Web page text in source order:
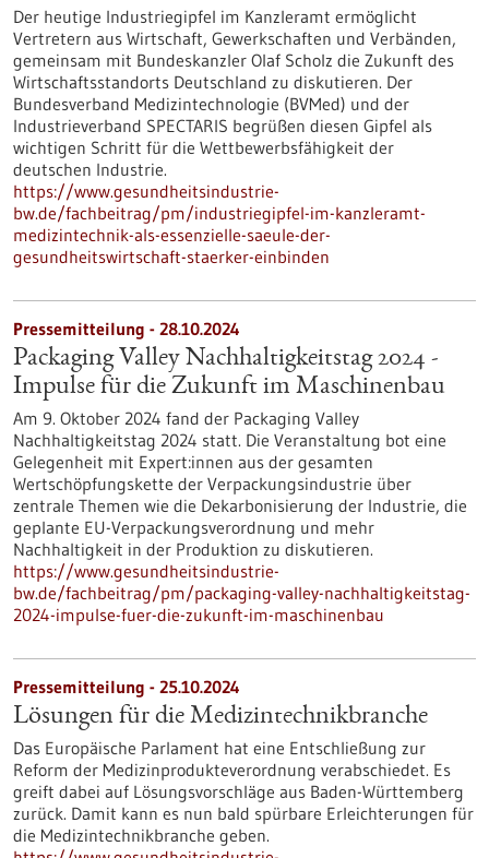
Der heutige Industriegipfel im Kanzleramt ermöglicht
Vertretern aus Wirtschaft, Gewerkschaften und Verbänden,
gemeinsam mit Bundeskanzler Olaf Scholz die Zukunft des
Wirtschaftsstandorts Deutschland zu diskutieren. Der
Bundesverband Medizintechnologie (BVMed) und der
Industrieverband SPECTARIS begrüßen diesen Gipfel als
wichtigen Schritt für die Wettbewerbsfähigkeit der
deutschen Industrie.
https://www.gesundheitsindustrie-
bw.de/fachbeitrag/pm/industriegipfel-im-kanzleramt-
medizintechnik-als-essenzielle-saeule-der-
gesundheitswirtschaft-staerker-einbinden
Pressemitteilung - 28.10.2024
Packaging Valley Nachhaltigkeitstag 2024 -
Impulse für die Zukunft im Maschinenbau
Am 9. Oktober 2024 fand der Packaging Valley
Nachhaltigkeitstag 2024 statt. Die Veranstaltung bot eine
Gelegenheit mit Expert:innen aus der gesamten
Wertschöpfungskette der Verpackungsindustrie über
zentrale Themen wie die Dekarbonisierung der Industrie, die
geplante EU-Verpackungsverordnung und mehr
Nachhaltigkeit in der Produktion zu diskutieren.
https://www.gesundheitsindustrie-
bw.de/fachbeitrag/pm/packaging-valley-nachhaltigkeitstag-
2024-impulse-fuer-die-zukunft-im-maschinenbau
Pressemitteilung - 25.10.2024
Lösungen für die Medizintechnikbranche
Das Europäische Parlament hat eine Entschließung zur
Reform der Medizinprodukteverordnung verabschiedet. Es
greift dabei auf Lösungsvorschläge aus Baden-Württemberg
zurück. Damit kann es nun bald spürbare Erleichterungen für
die Medizintechnikbranche geben.